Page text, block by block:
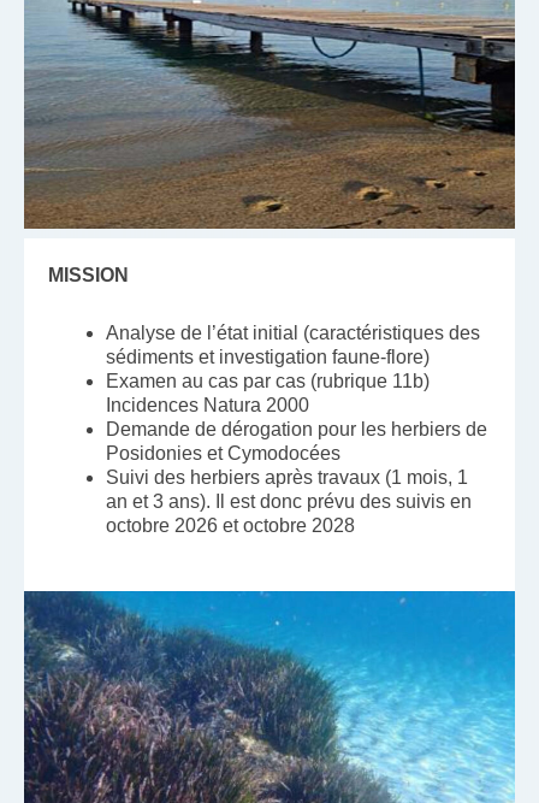
MISSION
Analyse de l’état initial (caractéristiques des
sédiments et investigation faune-flore)
Examen au cas par cas (rubrique 11b)
Incidences Natura 2000
Demande de dérogation pour les herbiers de
Posidonies et Cymodocées
Suivi des herbiers après travaux (1 mois, 1
an et 3 ans). Il est donc prévu des suivis en
octobre 2026 et octobre 2028